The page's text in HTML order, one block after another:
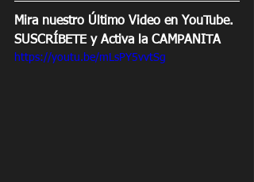
Mira nuestro Último Video en YouTube.
SUSCRÍBETE y Activa la CAMPANITA
https://youtu.be/mLsPY5vvtSg